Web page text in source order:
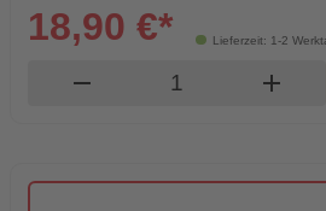
Lieferzeit: 1-2
18,90 €*
remove Produkt add